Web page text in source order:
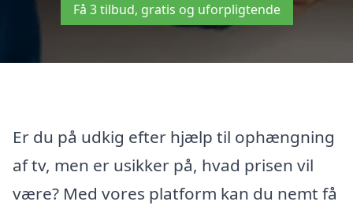
Få 3 tilbud, gratis og uforpligtende
Er du på udkig efter hjælp til ophængning
af tv, men er usikker på, hvad prisen vil
være? Med vores platform kan du nemt få